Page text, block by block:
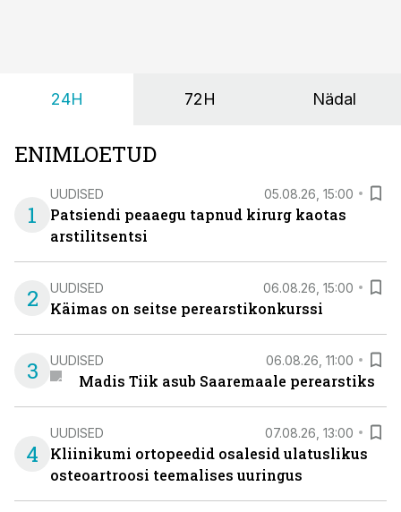
24H 72H Nädal
ENIMLOETUD
1
UUDISED 05.08.26, 15:00
Patsiendi peaaegu tapnud kirurg kaotas
arstilitsentsi
2 UUDISED 06.08.26, 15:00
Käimas on seitse perearstikonkurssi
3 UUDISED 06.08.26, 11:00
Madis Tiik asub Saaremaale perearstiks
4
UUDISED 07.08.26, 13:00
Kliinikumi ortopeedid osalesid ulatuslikus
osteoartroosi teemalises uuringus